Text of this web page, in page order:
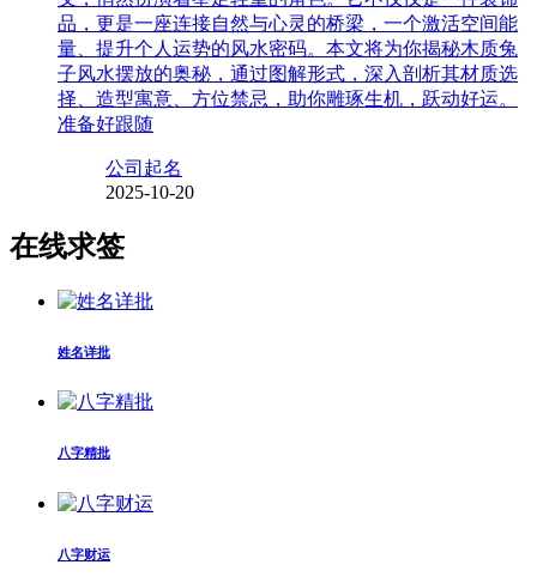
品，更是一座连接自然与心灵的桥梁，一个激活空间能
量、提升个人运势的风水密码。本文将为你揭秘木质兔
子风水摆放的奥秘，通过图解形式，深入剖析其材质选
择、造型寓意、方位禁忌，助你雕琢生机，跃动好运。
准备好跟随
公司起名
2025-10-20
在线求签
姓名详批
八字精批
八字财运